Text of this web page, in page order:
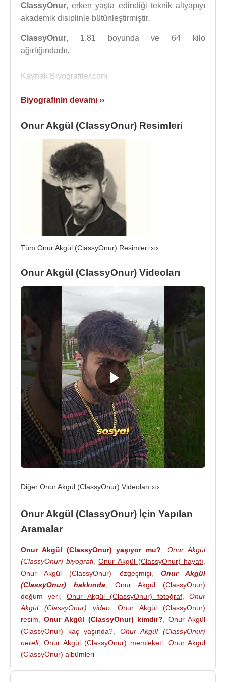
ClassyOnur, erken yaşta edindiği teknik altyapıyı
akademik disiplinle bütünleştirmiştir.
ClassyOnur, 1.81 boyunda ve 64 kilo
ağırlığındadır.
Kaynak:Biyografiler.com
Biyografinin devamı ››
Onur Akgül (ClassyOnur) Resimleri
Tüm Onur Akgül (ClassyOnur) Resimleri ›››
Onur Akgül (ClassyOnur) Videoları
Diğer Onur Akgül (ClassyOnur) Videoları ›››
Onur Akgül (ClassyOnur) İçin Yapılan
Aramalar
Onur Akgül (ClassyOnur) yaşıyor mu? ,Onur Akgül
(ClassyOnur) biyografi,Onur Akgül (ClassyOnur) hayatı
Onur Akgül (ClassyOnur) özgeçmişi, Onur Akgül
(ClassyOnur) hakkında
Onur Akgül (ClassyOnur)
doğum yeri
Onur Akgül (ClassyOnur) fotoğraf
Onur
Akgül (ClassyOnur) video,Onur Akgül (ClassyOnur)
resim ,Onur Akgül (ClassyOnur) kimdir?
Onur Akgül
(ClassyOnur) kaç yaşında?
Onur Akgül (ClassyOnur)
nereli, Onur Akgül (ClassyOnur) memleketi
Onur Akgül
(ClassyOnur) albümleri